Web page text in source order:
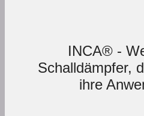
INCA® -
Schalldämpfer,
ihre